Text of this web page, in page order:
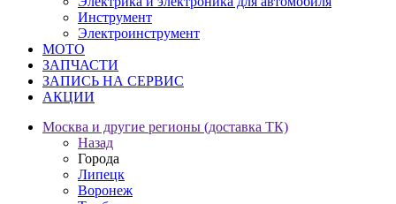
Инструмент
Электроинструмент
МОТО
ЗАПЧАСТИ
ЗАПИСЬ НА СЕРВИС
АКЦИИ
Москва и другие регионы (доставка ТК)
Назад
Города
Липецк
Воронеж